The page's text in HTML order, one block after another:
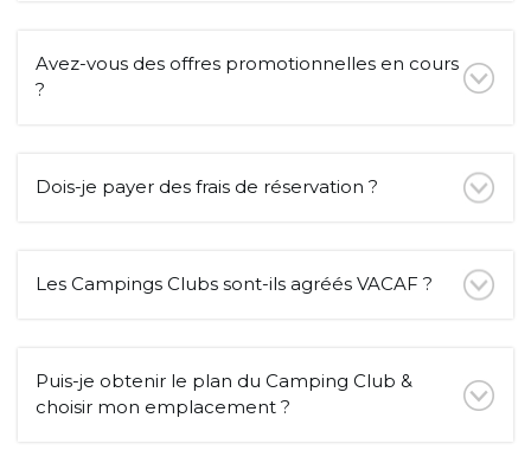
Avez-vous des offres promotionnelles en cours
?
Dois-je payer des frais de réservation ?
Les Campings Clubs sont-ils agréés VACAF ?
Puis-je obtenir le plan du Camping Club &
choisir mon emplacement ?